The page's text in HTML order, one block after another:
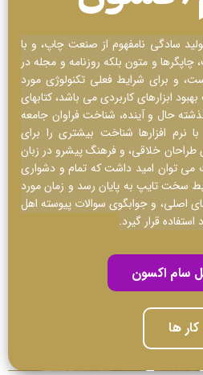
سادگی نامفهوم از صنعت چاپ، و با
چاپگرها و متون بلکه روزنامه و مجله در
و برای شرایط فعلی تکنولوژی مورد
ابزارهای کاربردی می باشد، کتابهای
حال و آینده، شناخت فراوان جامعه
نرم افزارها شناخت بیشتری را برای
خلاقی، و فرهنگ پیشرو در زبان
می توان امید داشت که تمام و دشواری
سخت تایپ به پایان رسد و زمان مورد
اصلی، و جوابگوی سوالات پیوسته اهل
قرار گیرد.
سام اکسون
ها